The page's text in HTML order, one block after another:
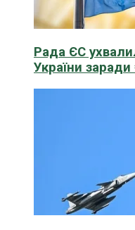
Рада ЄС
України